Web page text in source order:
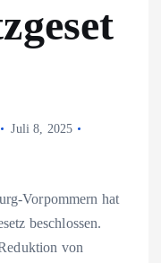
Juli 8, 2025
Vorpommern hat
beschlossen.
von